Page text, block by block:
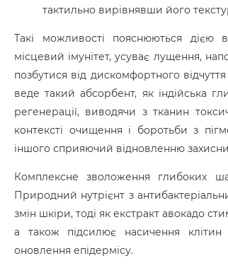
тактильно вирівнявши його
Такі можливості пояснюються дією
місцевий імунітет, усуває лущення,
позбутися від дискомфортного
веде такий абсорбент, як індійська
регенерації, виводячи з тканин
контексті очищення і боротьби з
іншого сприяючий відновленню
Комплексне зволоження глибоких
Природний нутрієнт з
змін шкіри, тоді як екстракт авокадо
а також підсилює насичення
оновлення епідермісу.